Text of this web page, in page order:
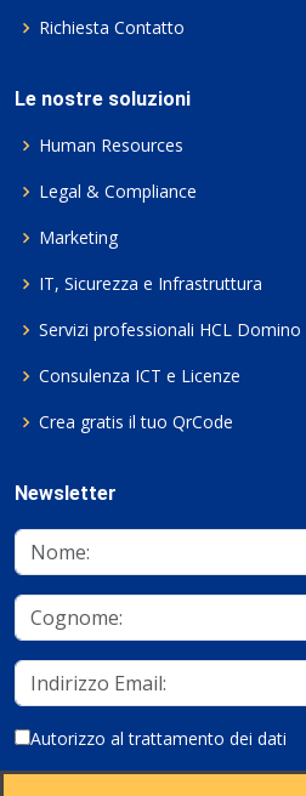
Richiesta Contatto
Le nostre soluzioni
Human Resources
Legal & Compliance
Marketing
IT, Sicurezza e Infrastruttura
Servizi professionali HCL Domino
Consulenza ICT e Licenze
Crea gratis il tuo QrCode
Newsletter
Autorizzo al trattamento dei dati